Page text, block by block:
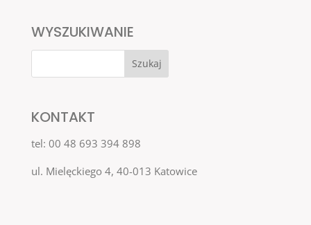
WYSZUKIWANIE
KONTAKT
tel: 00 48 693 394 898
ul. Mielęckiego 4, 40-013 Katowice